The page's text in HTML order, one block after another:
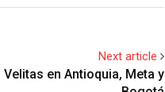
Next article
en Antioquia, Meta y